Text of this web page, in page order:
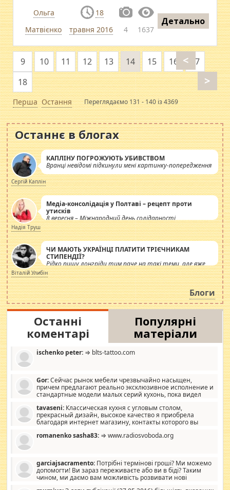
Ольга
Матвієнко
18
травня 2016
4 1637
Детально
Перша
<
9 10 11 12 13 14 15 16
17
18
>
Остання Переглядаємо 131 - 140 із 4369
Останнє в блогах
КАПЛІНУ ПОГРОЖУЮТЬ УБИВСТВОМ
Вранці невідомі підкинули мені картинку-попередження
Сергій Каплін
Медіа-консолідація у Полтаві – рецепт проти
утисків
8 вересня – Міжнародний день солідарності
журналістів.
Надія Труш
ЧИ МАЮТЬ УКРАЇНЦІ ПЛАТИТИ ТРІЄЧНИКАМ
СТИПЕНДІЇ?
Рідко пишу лонгріди тим паче на такі теми, але вже
просто дістало! Обурюють сьогоднішні інсенуації
навколо стипендіального питання. Штучно
роздувається ще одна соціальна катастрофа.
Віталій Улибін
Блоги
Останні
коментарі
Популярні
матеріали
ischenko peter: ⇒ blts-tattoo.com
Gor:Сейчас рынок мебели чрезвычайно насыщен,
причем предлагают реально эксклюзивное исполнение и
стандартные модели малых серий кухонь, пока видел
стандартные формы, в MebelOk, креативненько и что главное -
со вкусом все в порядке, без ненужных наворотов удорожающих
мебель, а это не последний фактор.
tavaseni: Классическая кухня с угловым столом,
прекрасный дизайн, высокое качество я приобрела
благодаря интернет магазину, контакты которого вы
romanenko sasha83: ⇒ www.radiosvoboda.org
garciajsacramento: Потрібні термінові гроші? Ми можемо
допомогти! Ви зараз переживаєте або ви в біді? Таким
чином, ми даємо вам можливість розвивати нові